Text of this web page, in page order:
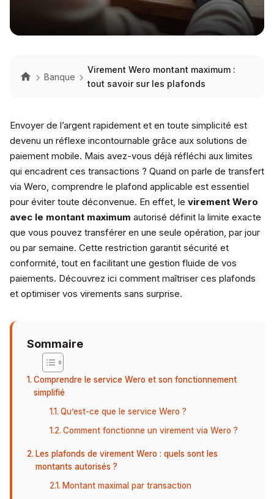
Banque
Virement Wero montant maximum :
tout savoir sur les plafonds
Envoyer de l’argent rapidement et en toute simplicité est
devenu un réflexe incontournable grâce aux solutions de
paiement mobile. Mais avez-vous déjà réfléchi aux limites
qui encadrent ces transactions ? Quand on parle de transfert
via Wero, comprendre le plafond applicable est essentiel
pour éviter toute déconvenue. En effet, le virement Wero
avec le montant maximum autorisé définit la limite exacte
que vous pouvez transférer en une seule opération, par jour
ou par semaine. Cette restriction garantit sécurité et
conformité, tout en facilitant une gestion fluide de vos
paiements. Découvrez ici comment maîtriser ces plafonds
et optimiser vos virements sans surprise.
Sommaire
Comprendre le service Wero et son fonctionnement
simplifié
Qu’est-ce que le service Wero ?
Comment fonctionne un virement via Wero ?
Les plafonds de virement Wero : quels sont les
montants autorisés ?
Montant maximal par transaction